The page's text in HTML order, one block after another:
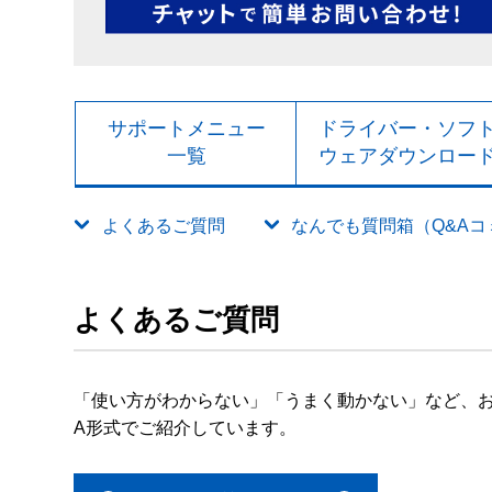
サポートメニュー
一覧
ドライバー・ソフ
ウェアダウンロー
よくあるご質問 なんでも質問箱（Q&A
よくあるご質問
「使い方がわからない」「うまく動かない」など、
A形式でご紹介しています。